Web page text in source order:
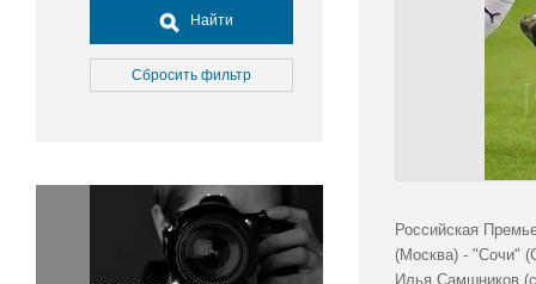
Досуг, туризм и отдых
Культура
Медицина
Окружающая среда
Политика
Правосудие
Найти
Сбросить фильтр
Российская
(Москва) - "Сочи"
Илья Самшников